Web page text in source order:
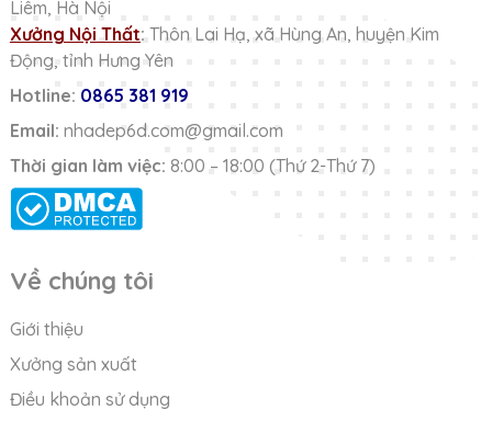
Liêm, Hà Nội
Xưởng Nội Thất: Thôn Lai Hạ, xã Hùng An, huyện Kim
Động, tỉnh Hưng Yên
Hotline: 0865 381 919
Email: nhadep6d.com@gmail.com
Thời gian làm việc: 8:00 – 18:00 (Thứ 2-Thứ 7)
Về chúng tôi
Giới thiệu
Xưởng sản xuất
Điều khoản sử dụng